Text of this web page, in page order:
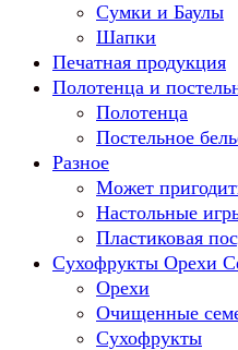
Сумки и Баулы
Шапки
Печатная продукция
Полотенца и
Полотенца
Постельное
Разное
Может
Настольные
Пластиковая
Сухофрукты Орехи
Орехи
Очищенные
Сухофрукты